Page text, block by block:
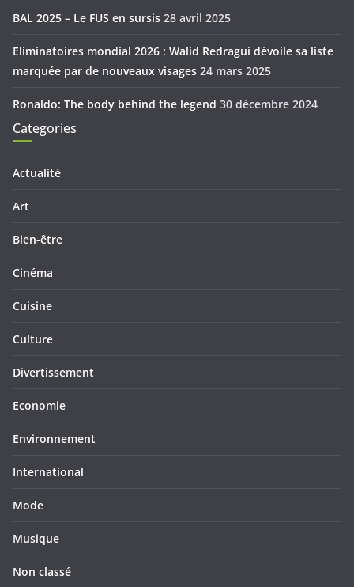
BAL 2025 – Le FUS en sursis 28 avril 2025
Eliminatoires mondial 2026 : Walid Redragui dévoile sa liste
marquée par de nouveaux visages 24 mars 2025
Ronaldo: The body behind the legend 30 décembre 2024
Categories
Actualité
Art
Bien-être
Cinéma
Cuisine
Culture
Divertissement
Economie
Environnement
International
Mode
Musique
Non classé